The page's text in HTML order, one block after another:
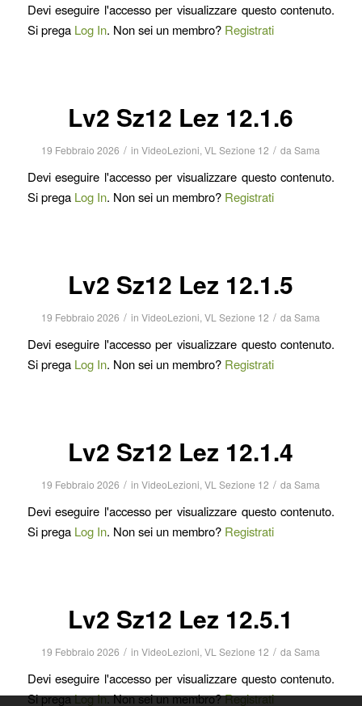
Devi eseguire l'accesso per visualizzare questo contenuto.
Si prega Log In. Non sei un membro? Registrati
Lv2 Sz12 Lez 12.1.6
19 Febbraio 2026 / inVideoLezioni,VL Sezione 12 / daSama
Devi eseguire l'accesso per visualizzare questo contenuto.
Si prega Log In. Non sei un membro? Registrati
Lv2 Sz12 Lez 12.1.5
19 Febbraio 2026 / inVideoLezioni,VL Sezione 12 / daSama
Devi eseguire l'accesso per visualizzare questo contenuto.
Si prega Log In. Non sei un membro? Registrati
Lv2 Sz12 Lez 12.1.4
19 Febbraio 2026 / inVideoLezioni,VL Sezione 12 / daSama
Devi eseguire l'accesso per visualizzare questo contenuto.
Si prega Log In. Non sei un membro? Registrati
Lv2 Sz12 Lez 12.5.1
19 Febbraio 2026 / inVideoLezioni,VL Sezione 12 / daSama
Devi eseguire l'accesso per visualizzare questo contenuto.
Si pregaLog In. Non sei un membro?Registrati